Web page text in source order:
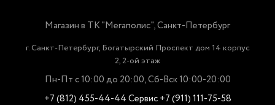
Магазин в ТК "Мегаполис", Санкт-Петербург
г. Санкт-Петербург, Богатырский Проспект дом 14 корпус
2, 2-ой этаж
Пн-Пт с 10:00 до 20:00, Сб-Вск 10:00-20:00
+7 (812) 455-44-44Сервис +7 (911) 111-75-58